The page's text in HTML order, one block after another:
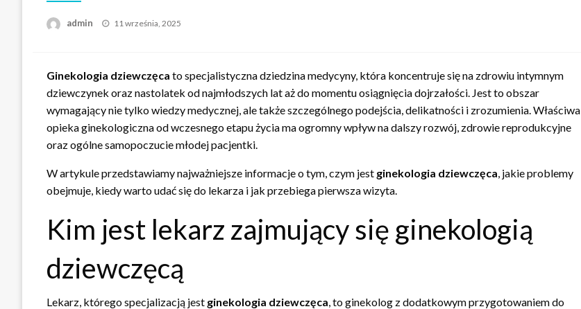
admin
Opublikowane
11 września, 2025
Ginekologia dziewczęca to specjalistyczna dziedzina medycyny, która koncentruje się na zdrowiu intymnym
dziewczynek oraz nastolatek od najmłodszych lat aż do momentu osiągnięcia dojrzałości. Jest to obszar
wymagający nie tylko wiedzy medycznej, ale także szczególnego podejścia, delikatności i zrozumienia. Właściwa
opieka ginekologiczna od wczesnego etapu życia ma ogromny wpływ na dalszy rozwój, zdrowie reprodukcyjne
oraz ogólne samopoczucie młodej pacjentki.
W artykule przedstawiamy najważniejsze informacje o tym, czym jest ginekologia dziewczęca, jakie problemy
obejmuje, kiedy warto udać się do lekarza i jak przebiega pierwsza wizyta.
Kim jest lekarz zajmujący się ginekologią
dziewczęcą
Lekarz, którego specjalizacją jest ginekologia dziewczęca, to ginekolog z dodatkowym przygotowaniem do